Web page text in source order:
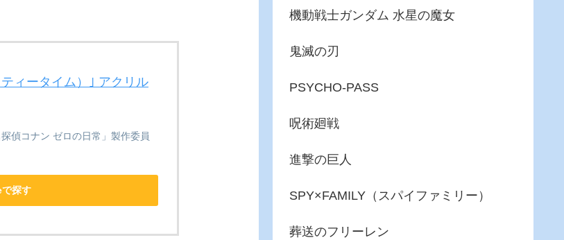
ィータイム）｣ アクリル
偵コナン ゼロの日常」製作委員
探す
機動戦士ガンダム 水星の魔女
鬼滅の刃
PSYCHO-PASS
呪術廻戦
進撃の巨人
SPY×FAMILY（スパイファミリー）
葬送のフリーレン